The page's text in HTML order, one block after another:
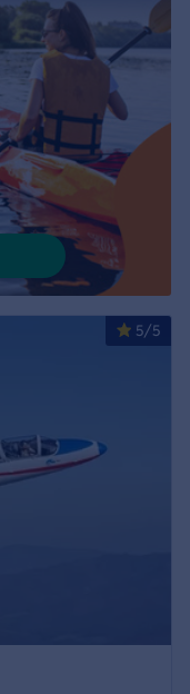
5/5